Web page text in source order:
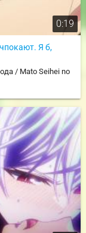
0:19
Я б,
/ Mato Seihei no